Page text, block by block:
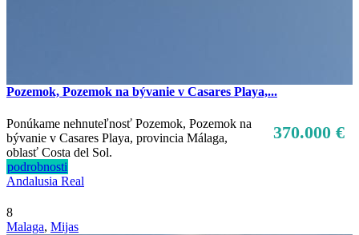
Pozemok, Pozemok na bývanie v Casares Playa,...
370.000 €
Ponúkame nehnuteľnosť Pozemok, Pozemok na
bývanie v Casares Playa, provincia Málaga,
oblasť Costa del Sol.
podrobnosti
Andalusia Real
8
Malaga, Mijas